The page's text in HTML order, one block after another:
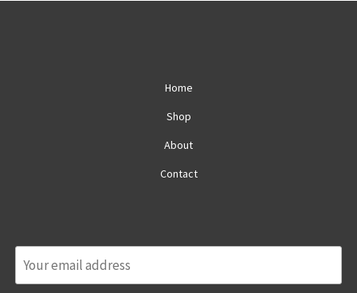
Home
Shop
About
Contact